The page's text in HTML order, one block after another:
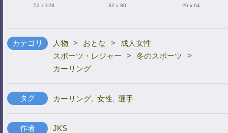
52 x 128 32 x 80 26 x 64
カテゴリ 人物 > おとな >
成人女性
スポーツ・レジャー
> 冬のスポーツ >
カーリング
タグ カーリング, 女性, 選手
作者 JKS